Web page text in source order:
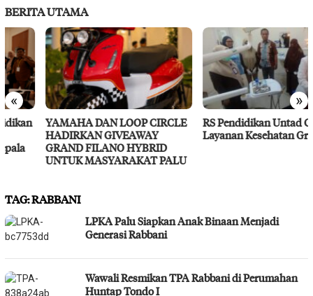
BERITA UTAMA
« »
YAMAHA DAN LOOP CIRCLE
HADIRKAN GIVEAWAY
GRAND FILANO HYBRID
UNTUK MASYARAKAT PALU
RS Pendidikan Untad Gelar
Layanan Kesehatan Gratis
TAG:RABBANI
LPKA Palu Siapkan Anak Binaan Menjadi
Generasi Rabbani
Wawali Resmikan TPA Rabbani di Perumahan
Huntap Tondo I